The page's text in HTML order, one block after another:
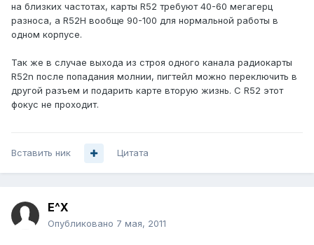
на близких частотах, карты R52 требуют 40-60 мегагерц
разноса, а R52H вообще 90-100 для нормальной работы в
одном корпусе.
Так же в случае выхода из строя одного канала радиокарты
R52n после попадания молнии, пигтейл можно переключить в
другой разъем и подарить карте вторую жизнь. С R52 этот
фокус не проходит.
Вставить ник Цитата
E^X
Опубликовано 7 мая, 2011